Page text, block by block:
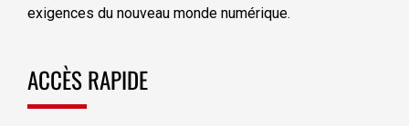
exigences du nouveau monde numérique.
ACCÈS RAPIDE